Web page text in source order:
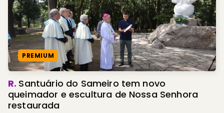
PREMIUM
R. Santuário do Sameiro tem novo
queimador e escultura de Nossa Senhora
restaurada